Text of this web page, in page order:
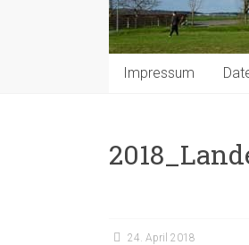
Impressum
24. April 2018